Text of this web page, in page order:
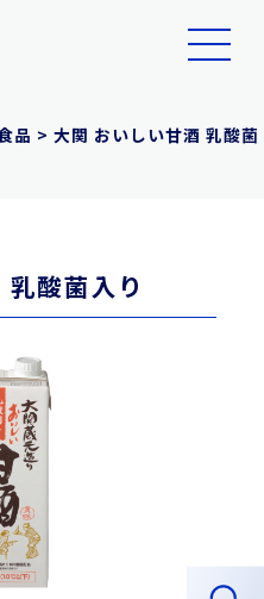
品 >大関 おいしい甘酒 乳酸菌
酸菌入り